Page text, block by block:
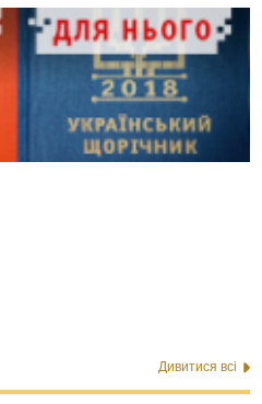
Дивитися всі